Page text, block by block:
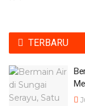
TERBARU